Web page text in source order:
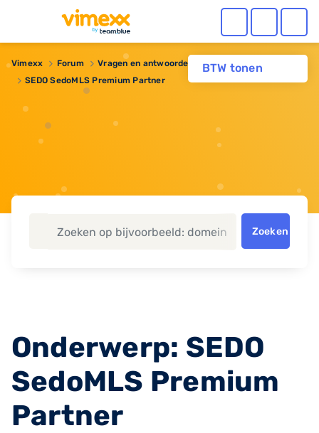
BTW tonen
Vimexx Forum
Vragen en antwoorden
SEDO SedoMLS Premium Partner
Zoeken
Onderwerp: SEDO
SedoMLS Premium
Partner